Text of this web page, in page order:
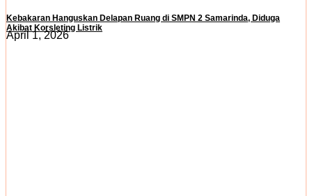
Kebakaran Hanguskan Delapan Ruang di SMPN 2 Samarinda, Diduga
Akibat Korsleting Listrik
April 1, 2026